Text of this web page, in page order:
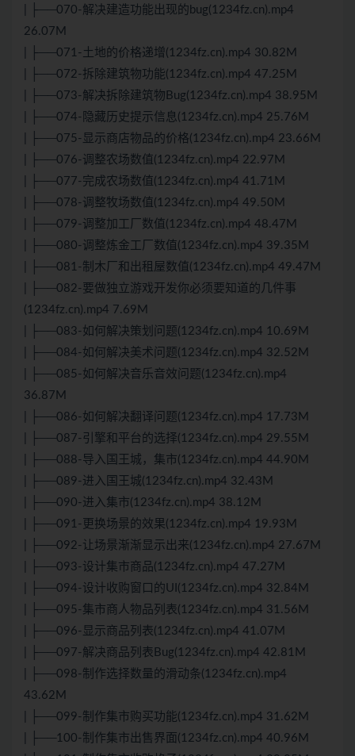
| ├──070-解决建造功能出现的bug(1234fz.cn).mp4
26.07M
| ├──071-土地的价格递增(1234fz.cn).mp4 30.82M
| ├──072-拆除建筑物功能(1234fz.cn).mp4 47.25M
| ├──073-解决拆除建筑物Bug(1234fz.cn).mp4 38.95M
| ├──074-隐藏历史提示信息(1234fz.cn).mp4 25.76M
| ├──075-显示商店物品的价格(1234fz.cn).mp4 23.66M
| ├──076-调整农场数值(1234fz.cn).mp4 22.97M
| ├──077-完成农场数值(1234fz.cn).mp4 41.71M
| ├──078-调整牧场数值(1234fz.cn).mp4 49.50M
| ├──079-调整加工厂数值(1234fz.cn).mp4 48.47M
| ├──080-调整炼金工厂数值(1234fz.cn).mp4 39.35M
| ├──081-制木厂和出租屋数值(1234fz.cn).mp4 49.47M
| ├──082-要做独立游戏开发你必须要知道的几件事
(1234fz.cn).mp4 7.69M
| ├──083-如何解决策划问题(1234fz.cn).mp4 10.69M
| ├──084-如何解决美术问题(1234fz.cn).mp4 32.52M
| ├──085-如何解决音乐音效问题(1234fz.cn).mp4
36.87M
| ├──086-如何解决翻译问题(1234fz.cn).mp4 17.73M
| ├──087-引擎和平台的选择(1234fz.cn).mp4 29.55M
| ├──088-导入国王城，集市(1234fz.cn).mp4 44.90M
| ├──089-进入国王城(1234fz.cn).mp4 32.43M
| ├──090-进入集市(1234fz.cn).mp4 38.12M
| ├──091-更换场景的效果(1234fz.cn).mp4 19.93M
| ├──092-让场景渐渐显示出来(1234fz.cn).mp4 27.67M
| ├──093-设计集市商品(1234fz.cn).mp4 47.27M
| ├──094-设计收购窗口的UI(1234fz.cn).mp4 32.84M
| ├──095-集市商人物品列表(1234fz.cn).mp4 31.56M
| ├──096-显示商品列表(1234fz.cn).mp4 41.07M
| ├──097-解决商品列表Bug(1234fz.cn).mp4 42.81M
| ├──098-制作选择数量的滑动条(1234fz.cn).mp4
43.62M
| ├──099-制作集市购买功能(1234fz.cn).mp4 31.62M
| ├──100-制作集市出售界面(1234fz.cn).mp4 40.96M